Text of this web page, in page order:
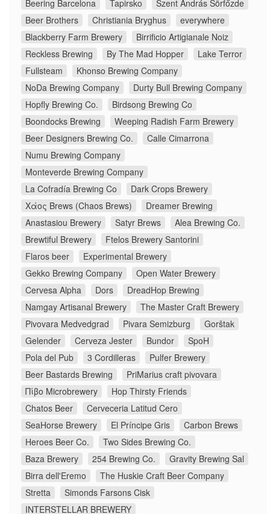
Beering Barcelona
Tapirsko
Szent András Sörfőzde
Beer Brothers
Christiania Bryghus
everywhere
Blackberry Farm Brewery
Birrificio Artigianale Noiz
Reckless Brewing
By The Mad Hopper
Lake Terror
Fullsteam
Khonso Brewing Company
NoDa Brewing Company
Durty Bull Brewing Company
Hopfly Brewing Co.
Birdsong Brewing Co
Boondocks Brewing
Weeping Radish Farm Brewery
Beer Designers Brewing Co.
Calle Cimarrona
Numu Brewing Company
Monteverde Brewing Company
La Cofradía Brewing Co
Dark Crops Brewery
Χάος Brews (Chaos Brews)
Dreamer Brewing
Anastasiou Brewery
Satyr Brews
Alea Brewing Co.
Brewtiful Brewery
Ftelos Brewery Santorini
Flaros beer
Experimental Brewery
Gekko Brewing Company
Open Water Brewery
Cervesa Alpha
Dors
DreadHop Brewing
Namgay Artisanal Brewery
The Master Craft Brewery
Pivovara Medvedgrad
Pivara Semizburg
Gorštak
Gelender
Cerveza Jester Bundor
SpoH
Pola del Pub
3 Cordilleras
Pulfer Brewery
Beer Bastards Brewing
PriMarius craft pivovara
Πίβο Microbrewery
Hop Thirsty Friends
Chatos Beer
Cerveceria Latitud Cero
SeaHorse Brewery
El Príncipe Gris
Carbon Brews
Heroes Beer Co.
Two Sides Brewing Co.
Baza Brewery
254 Brewing Co.
Gravity Brewing Sal
Birra dell'Eremo
The Huskie Craft Beer Company
Stretta
Simonds Farsons Cisk
INTERSTELLAR BREWERY